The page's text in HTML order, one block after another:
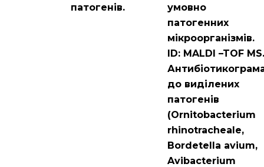
патогенів.
умовно
патогенних
мікроорганізмів.
ID: MALDI –TOF
до виділених
патогенів
(Ornitobacterium
rhinotracheale,
Bordetella avium,
Avibacterium